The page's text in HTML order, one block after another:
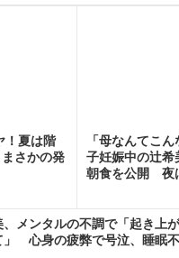
！夏は階
さかの発
「母なんてこ
子妊娠中の辻希
朝食を公開 夜
、メンタルの不調で「起き上
」 心身の疲弊で号泣、睡眠